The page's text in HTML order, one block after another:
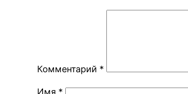
Комментарий *
Имя *